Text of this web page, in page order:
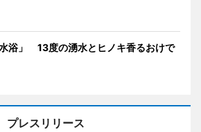
浴」 13度の湧水とヒノキ香るおけで
プレスリリース